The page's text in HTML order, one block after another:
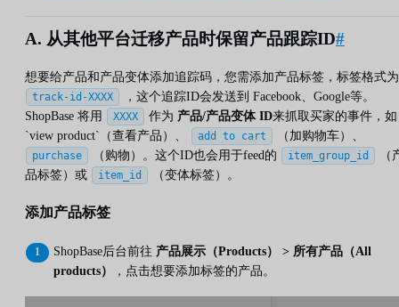
A. 从其他平台迁移产品时保留产品跟踪ID#
想要给产品和产品变体添加追踪码，您需添加产品标签，标签格式为
track-id-XXXX
，这个追踪ID会发送到 Facebook、Google等。
ShopBase 将用
XXXX 作为 产品/产品变体 ID来抓取买家的事件，如
`view product`（查看产品）、
add to cart （加购物车）、
purchase （购物）。这个ID也会用于feed的 item_group_id
（
品标签）或
item_id （变体标签）。
添加产品标签
ShopBase后台前往 产品展示（Products） > 所有产品（All
products）
，点击想要添加标签的产品。